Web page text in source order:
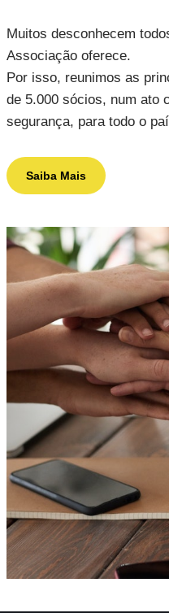
Muitos desconhecem
Associação oferece.
Por isso, reunimos as
de 5.000 sócios, num ato
segurança, para todo o
Saiba Mais